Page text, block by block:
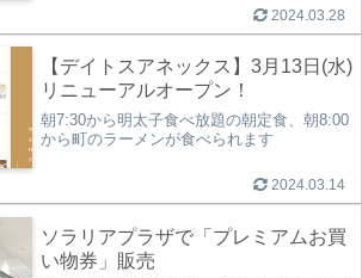
2024.03.28
【デイトスアネックス】3月13日(水)
リニューアルオープン！
朝7:30から明太子食べ放題の朝定食、朝8:00
から町のラーメンが食べられます
2024.03.14
ソラリアプラザで「プレミアムお買
い物券」販売